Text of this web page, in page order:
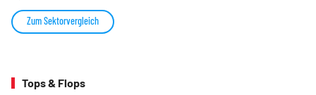
Zum Sektorvergleich
Tops & Flops